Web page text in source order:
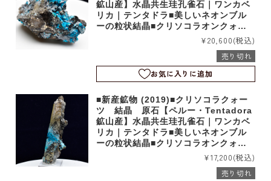
鉱山産】水晶共生珪孔雀石｜ワンカベ
リカ｜テンタドラ■美しいネオンブル
ーの粒状結晶■クリソコラオンクォー
¥20,600(税込)
売り切れ
お気に入りに追加
■新産鉱物 (2019)■クリソコラクォー
ツ 結晶 原石【ペルー・Tentadora
鉱山産】水晶共生珪孔雀石｜ワンカベ
リカ｜テンタドラ■美しいネオンブル
ーの粒状結晶■クリソコラオンクォー
¥17,200(税込)
売り切れ